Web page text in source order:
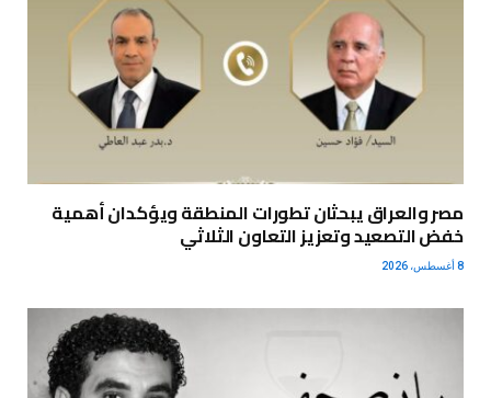
مصر والعراق يبحثان تطورات المنطقة ويؤكدان أهمية
خفض التصعيد وتعزيز التعاون الثلاثي
8 أغسطس، 2026